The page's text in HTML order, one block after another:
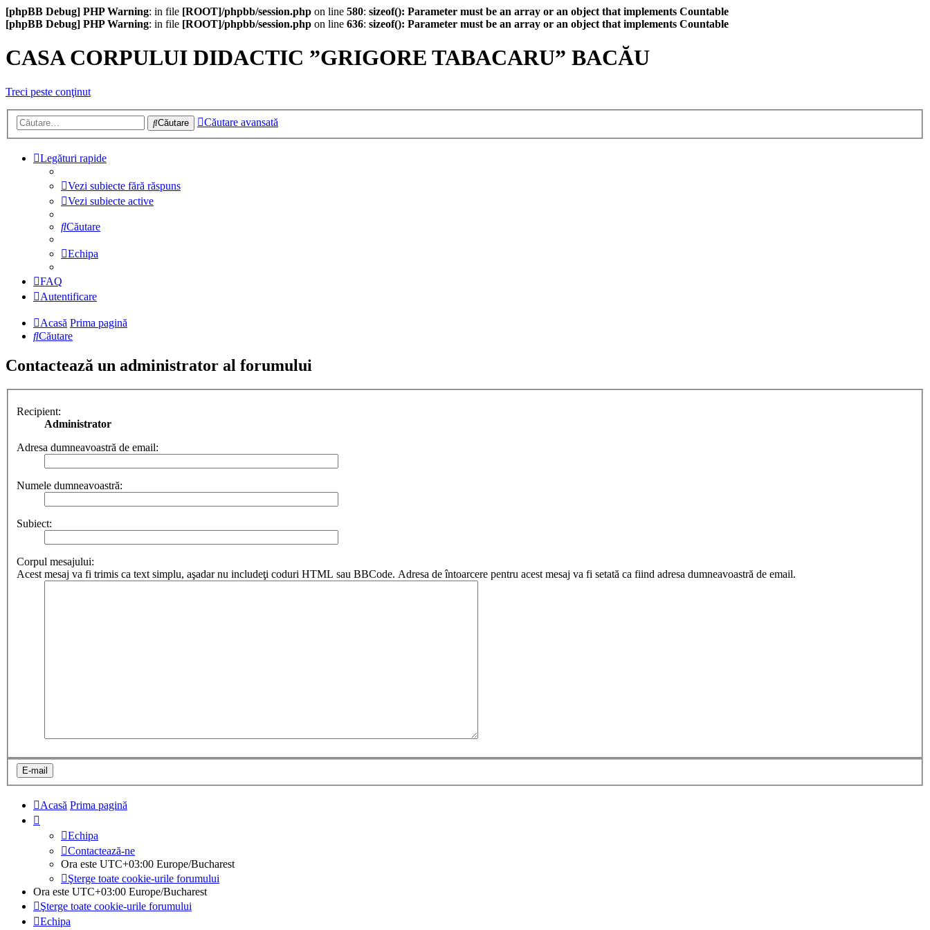
[phpBB Debug] PHP Warning: in file [ROOT]/phpbb/session.php on line 580: sizeof(): Parameter must be an array or an object that implements Countable
[phpBB Debug] PHP Warning: in file [ROOT]/phpbb/session.php on line 636: sizeof(): Parameter must be an array or an object that implements Countable
CASA CORPULUI DIDACTIC ”GRIGORE TABACARU” BACĂU
Treci peste conţinut
Căutare Căutare avansată
Legături rapide
Vezi subiecte fără răspuns
Vezi subiecte active
Căutare
Echipa
FAQ
Autentificare
Acasă Prima pagină
Căutare
Contactează un administrator al forumului
Recipient:
Administrator
Adresa dumneavoastră de email:
Numele dumneavoastră:
Subiect:
Corpul mesajului:
Acest mesaj va fi trimis ca text simplu, aşadar nu includeţi coduri HTML sau BBCode. Adresa de întoarcere pentru acest mesaj va fi setată ca fiind adresa dumneavoastră de email.
Acasă Prima pagină
Echipa
Contactează-ne
Ora este UTC+03:00 Europe/Bucharest
Şterge toate cookie-urile forumului
Ora este UTC+03:00 Europe/Bucharest
Şterge toate cookie-urile forumului
Echipa